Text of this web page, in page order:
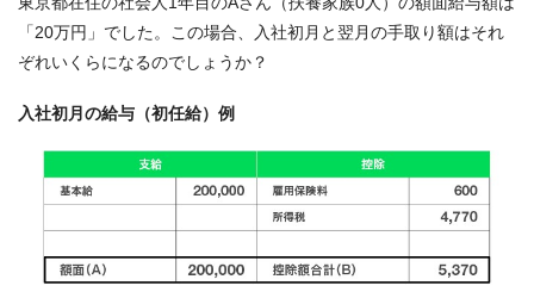
「20万円」でした。この場合、入社初月と翌月の手取り額はそれ
ぞれいくらになるのでしょうか？
入社初月の給与（初任給）例